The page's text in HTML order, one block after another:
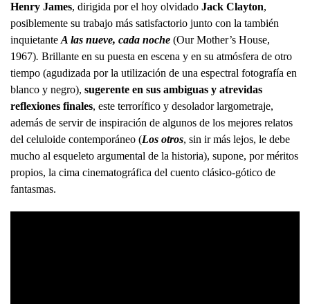
Henry James, dirigida por el hoy olvidado Jack Clayton,
posiblemente su trabajo más satisfactorio junto con la también
inquietante A las nueve, cada noche (Our Mother’s House,
1967). Brillante en su puesta en escena y en su atmósfera de otro
tiempo (agudizada por la utilización de una espectral fotografía en
blanco y negro), sugerente en sus ambiguas y atrevidas
reflexiones finales, este terrorífico y desolador largometraje,
además de servir de inspiración de algunos de los mejores relatos
del celuloide contemporáneo (Los otros, sin ir más lejos, le debe
mucho al esqueleto argumental de la historia), supone, por méritos
propios, la cima cinematográfica del cuento clásico-gótico de
fantasmas.